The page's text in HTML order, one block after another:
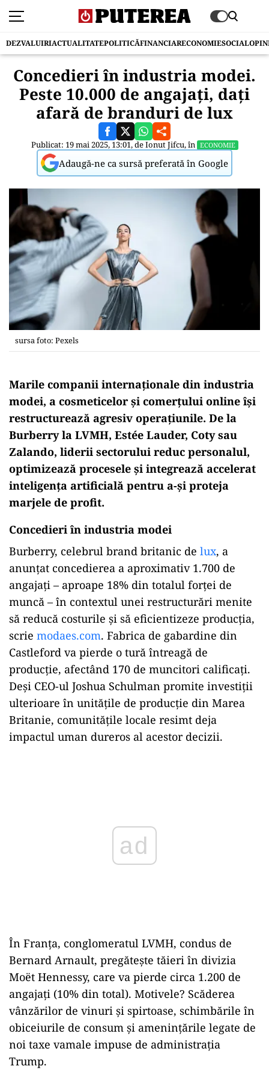
DEZVALUIRIACTUALITATEPOLITICĂFINANCIARECONOMIESOCIAL
Concedieri în industria modei.
Peste 10.000 de angajaţi, daţi
afară de branduri de lux
Publicat: 19 mai 2025, 13:01, deIonut Jifcu, în ECONOMIE
Adaugă-ne ca sursă preferată în Google
sursa foto: Pexels
Marile companii internaționale din industria
modei, a cosmeticelor și comerțului online își
restructurează agresiv operațiunile. De la
Burberry la LVMH, Estée Lauder, Coty sau
Zalando, liderii sectorului reduc personalul,
optimizează procesele și integrează accelerat
inteligența artificială pentru a-și proteja
marjele de profit.
Concedieri în industria modei
Burberry, celebrul brand britanic de lux, a
anunțat concedierea a aproximativ 1.700 de
angajați – aproape 18% din totalul forței de
muncă – în contextul unei restructurări menite
să reducă costurile și să eficientizeze producția,
scrie modaes.com. Fabrica de gabardine din
Castleford va pierde o tură întreagă de
producție, afectând 170 de muncitori calificați.
Deși CEO-ul Joshua Schulman promite investiții
ulterioare în unitățile de producție din Marea
Britanie, comunitățile locale resimt deja
impactul uman dureros al acestor decizii.
În Franța, conglomeratul LVMH, condus de
Bernard Arnault, pregătește tăieri în divizia
Moët Hennessy, care va pierde circa 1.200 de
angajați (10% din total). Motivele? Scăderea
vânzărilor de vinuri și spirtoase, schimbările în
obiceiurile de consum și amenințările legate de
noi taxe vamale impuse de administrația
Trump.